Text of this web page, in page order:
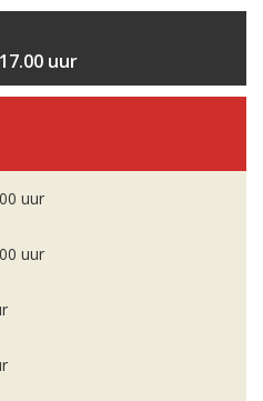
uur
uur
uur